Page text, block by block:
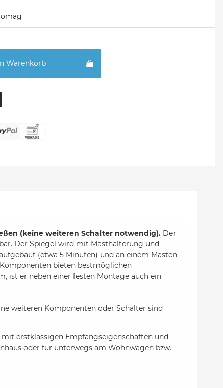
Warenkorb
(keine weiteren Schalter notwendig). Der
Der Spiegel wird mit Masthalterung und
(etwa 5 Minuten) und an einem Masten
bieten bestmöglichen
ist er neben einer festen Montage auch ein
weiteren Komponenten oder Schalter sind
erstklassigen Empfangseigenschaften und
oder für unterwegs am Wohnwagen bzw.